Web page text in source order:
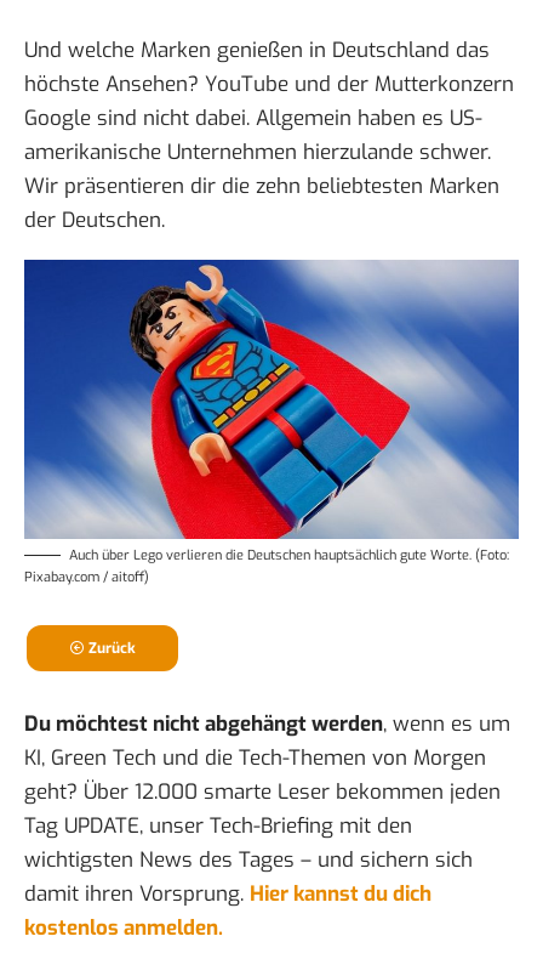
Und welche Marken genießen in Deutschland das
höchste Ansehen? YouTube und der Mutterkonzern
Google sind nicht dabei. Allgemein haben es US-
amerikanische Unternehmen hierzulande schwer.
Wir präsentieren dir die zehn beliebtesten Marken
der Deutschen.
Auch über Lego verlieren die Deutschen hauptsächlich gute Worte. (Foto:
Pixabay.com / aitoff)
Zurück
Du möchtest nicht abgehängt werden, wenn es um
KI, Green Tech und die Tech-Themen von Morgen
geht? Über 12.000 smarte Leser bekommen jeden
Tag UPDATE, unser Tech-Briefing mit den
wichtigsten News des Tages – und sichern sich
damit ihren Vorsprung. Hier kannst du dich
kostenlos anmelden.